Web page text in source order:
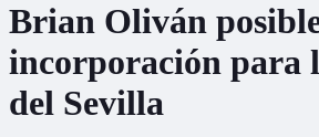
Brian Oliván
incorporación para
del Sevilla